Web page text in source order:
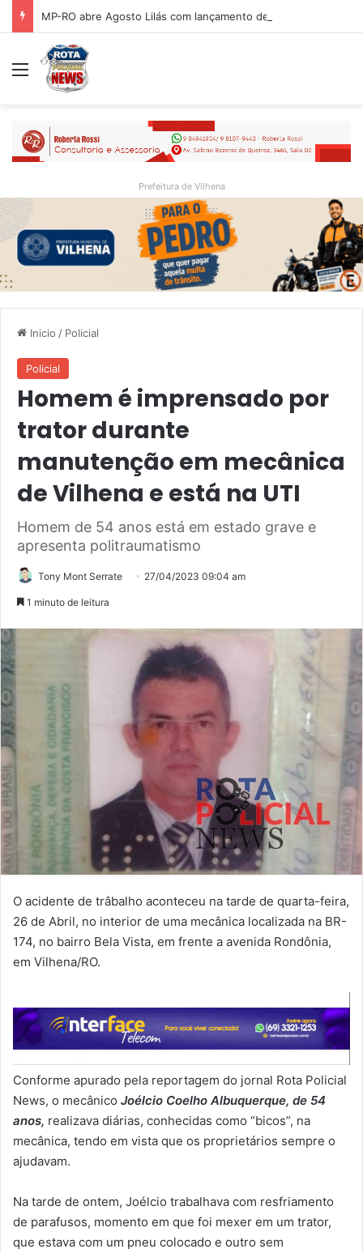
Menu
Prefeitura de Vilhena
Inicio / Policial
Policial
Homem é imprensado por
trator durante
manutenção em mecânica
de Vilhena e está na UTI
Homem de 54 anos está em estado grave e
apresenta politraumatismo
Tony Mont Serrate 27/04/2023 09:04 am
1 minuto de leitura
O acidente de trâbalho aconteceu na tarde de quarta-feira,
26 de Abril, no interior de uma mecânica localizada na BR-
174, no bairro Bela Vista, em frente a avenida Rondônia,
em Vilhena/RO.
Conforme apurado pela reportagem do jornal Rota Policial
News, o mecânico Joélcio Coelho Albuquerque, de 54
anos, realizava diárias, conhecidas como “bicos”, na
mecânica, tendo em vista que os proprietários sempre o
ajudavam.
Na tarde de ontem, Joélcio trabalhava com resfriamento
de parafusos, momento em que foi mexer em um trator,
que estava com um pneu colocado e outro sem